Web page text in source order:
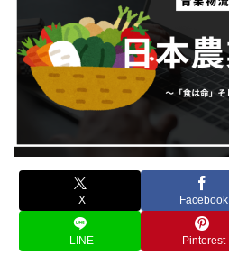
X Facebook
LINE Pinterest